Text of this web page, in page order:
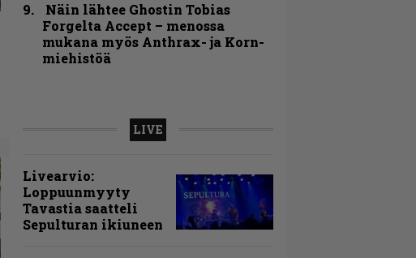
Näin lähtee Ghostin Tobias
Forgelta Accept – menossa
mukana myös Anthrax- ja Korn-
miehistöä
LIVE
Livearvio:
Loppuunmyyty
Tavastia saatteli
Sepulturan ikiuneen